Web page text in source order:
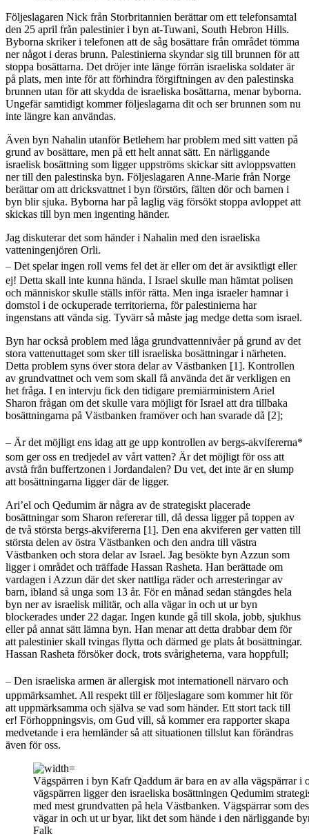
Följeslagaren Nick från Storbritannien berättar om ett telefonsamtal
den 25 april från palestinier i byn at-Tuwani, South Hebron Hills.
Byborna skriker i telefonen att de såg bosättare från området tömma
ner något i deras brunn. Palestinierna skyndar sig till brunnen för att
stoppa bosättarna. Det dröjer inte länge förrän israeliska soldater är
på plats, men inte för att förhindra förgiftningen av den palestinska
brunnen utan för att skydda de israeliska bosättarna, menar byborna.
Ungefär samtidigt kommer följeslagarna dit och ser brunnen som nu
inte längre kan användas.
Även byn Nahalin utanför Betlehem har problem med sitt vatten på
grund av bosättare, men på ett helt annat sätt. En närliggande
israelisk bosättning som ligger uppströms skickar sitt avloppsvatten
ner till den palestinska byn. Följeslagaren Anne-Marie från Norge
berättar om att dricksvattnet i byn förstörs, fälten dör och barnen i
byn blir sjuka. Byborna har på laglig väg försökt stoppa avloppet att
skickas till byn men ingenting händer.
Jag diskuterar det som händer i Nahalin med den israeliska
vatteningenjören Orli.
– Det spelar ingen roll vems fel det är eller om det är avsiktligt eller
ej! Detta skall inte kunna hända. I Israel skulle man hämtat polisen
och människor skulle ställs inför rätta. Men inga israeler hamnar i
domstol i de ockuperade territorierna, för palestinierna har
ingenstans att vända sig. Tyvärr så måste jag medge detta som israel.
Byn har också problem med låga grundvattennivåer på grund av det
stora vattenuttaget som sker till israeliska bosättningar i närheten.
Detta problem syns över stora delar av Västbanken [1]. Kontrollen
av grundvattnet och vem som skall få använda det är verkligen en
het fråga. I en intervju fick den tidigare premiärministern Ariel
Sharon frågan om det skulle vara möjligt för Israel att dra tillbaka
bosättningarna på Västbanken framöver och han svarade då [2];
– Är det möjligt ens idag att ge upp kontrollen av bergs-akvifererna*
som ger oss en tredjedel av vårt vatten? Är det möjligt för oss att
avstå från buffertzonen i Jordandalen? Du vet, det inte är en slump
att bosättningarna ligger där de ligger.
Ari’el och Qedumim är några av de strategiskt placerade
bosättningar som Sharon refererar till, då dessa ligger på toppen av
de två största bergs-akvifererna [1]. Den ena akviferen ger vatten till
största delen av östra Västbanken och den andra till västra
Västbanken och stora delar av Israel. Jag besökte byn Azzun som
ligger i området och träffade Hassan Rasheta. Han berättade om
vardagen i Azzun där det sker nattliga räder och arresteringar av
barn, ibland så unga som 13 år. För en månad sedan stängdes hela
byn ner av israelisk militär, och alla vägar in och ut ur byn
blockerades under 22 dagar. Ingen kunde gå till skola, jobb, sjukhus
eller på annat sätt lämna byn. Han menar att detta drabbar dem för
att palestinier skall tvingas flytta och därmed ge plats åt bosättningar.
Hassan Rasheta försöker dock, trots svårigheterna, vara hoppfull;
– Den israeliska armen är allergisk mot internationell närvaro och
uppmärksamhet. All respekt till er följeslagare som kommer hit för
att uppmärksamma och själva se vad som händer. Ett stort tack till
er! Förhoppningsvis, om Gud vill, så kommer era rapporter skapa
medvetande i era hemländer så att situationen tillslut kan förändras
även för oss.
Vägspärren i byn Kafr Qaddum är bara en av alla vägspärrar i
vägspärren ligger den israeliska bosättningen Qedumim
med mest grundvatten på hela Västbanken. Vägspärrar som
vägar in och ut ur byar, likt det som hände i den närliggande
Falk